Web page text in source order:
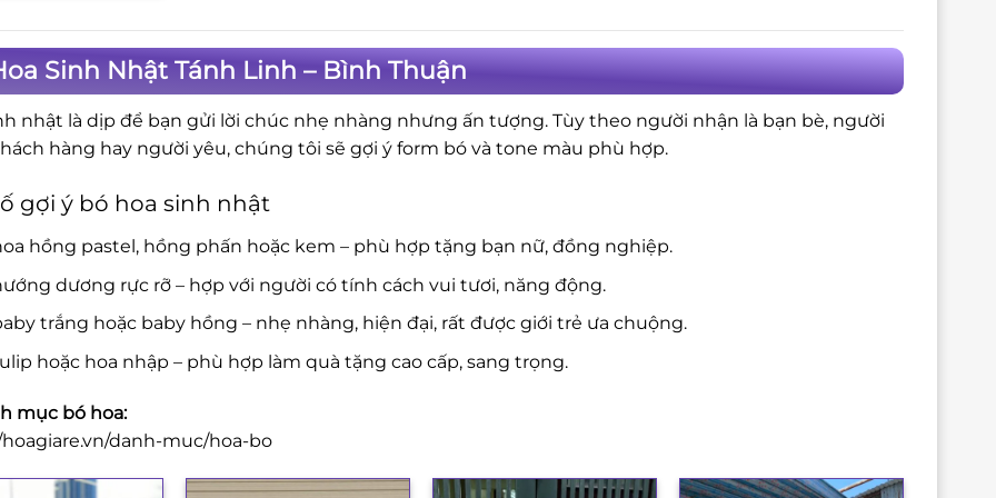
Sinh Nhật Tánh Linh – Bình Thuận
nhật là dịp để bạn gửi lời chúc nhẹ nhàng nhưng ấn tượng. Tùy theo người nhận là bạn bè, người
hàng hay người yêu, chúng tôi sẽ gợi ý form bó và tone màu phù hợp.
gợi ý bó hoa sinh nhật
hồng pastel, hồng phấn hoặc kem – phù hợp tặng bạn nữ, đồng nghiệp.
dương rực rỡ – hợp với người có tính cách vui tươi, năng động.
trắng hoặc baby hồng – nhẹ nhàng, hiện đại, rất được giới trẻ ưa chuộng.
hoặc hoa nhập – phù hợp làm quà tặng cao cấp, sang trọng.
mục bó hoa:
danh-muc/hoa-bo